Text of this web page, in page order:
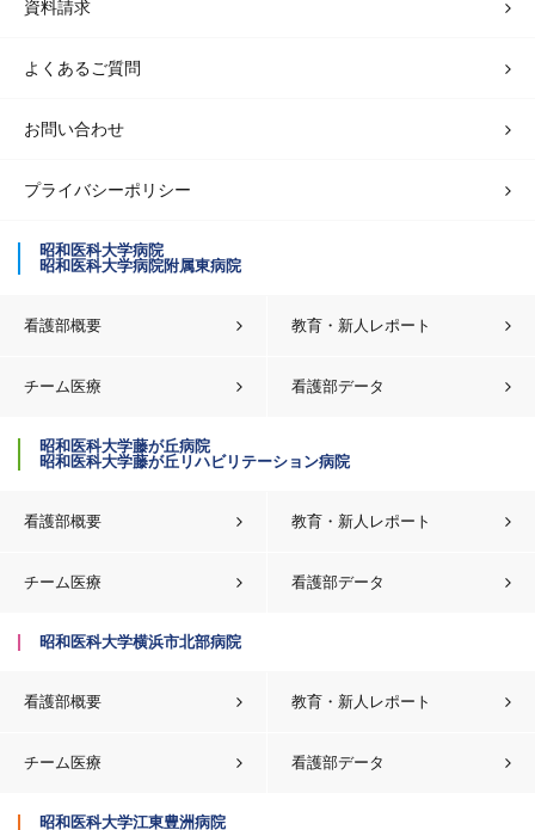
資料請求
よくあるご質問
お問い合わせ
プライバシーポリシー
昭和医科大学病院
昭和医科大学病院附属東病院
看護部概要
チーム医療
教育・新人レポート
看護部データ
昭和医科大学藤が丘病院
昭和医科大学藤が丘リハビリテーション病院
看護部概要
チーム医療
教育・新人レポート
看護部データ
昭和医科大学横浜市北部病院
看護部概要
チーム医療
教育・新人レポート
看護部データ
昭和医科大学江東豊洲病院